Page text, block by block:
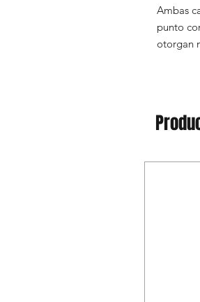
Ambas
punto
otorgan